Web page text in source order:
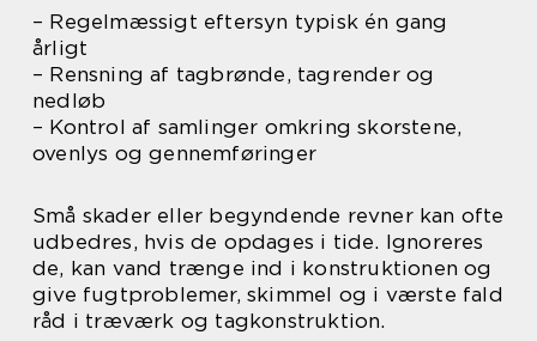
– Regelmæssigt eftersyn typisk én gang
årligt
– Rensning af tagbrønde, tagrender og
nedløb
– Kontrol af samlinger omkring skorstene,
ovenlys og gennemføringer
Små skader eller begyndende revner kan ofte
udbedres, hvis de opdages i tide. Ignoreres
de, kan vand trænge ind i konstruktionen og
give fugtproblemer, skimmel og i værste fald
råd i træværk og tagkonstruktion.